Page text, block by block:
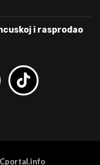
i rasprodao